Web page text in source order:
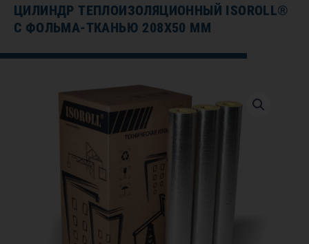
ЦИЛИНДР ТЕПЛОИЗОЛЯЦИОННЫЙ ISOROLL®
С ФОЛЬМА-ТКАНЬЮ 208Х50 ММ